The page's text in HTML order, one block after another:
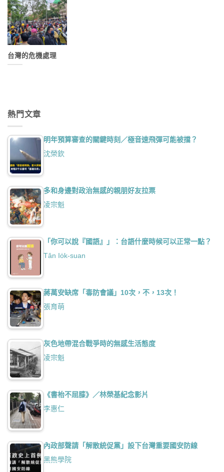
台灣的危機處理
熱門文章
明年預算審查的關鍵時刻／極音速飛彈可能被擋？
沈榮欽
多和身邊對政治無感的親朋好友拉票
凌宗魁
「你可以說『國語』」：台語什麼時候可以正常一點？
Tân Io̍k-suan
蔣萬安缺席「毒防會議」10次，不，13次！
張育萌
灰色地帶混合戰爭時的無感生活態度
凌宗魁
《書枱不屈膝》／林榮基紀念影片
李惠仁
內政部聲請「解散統促黨」設下台灣重要國安防線
黑熊學院